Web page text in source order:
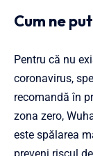
Cum ne
Pentru că nu
coronavirus,
recomandă în
zona zero,
este spălarea
preveni riscul